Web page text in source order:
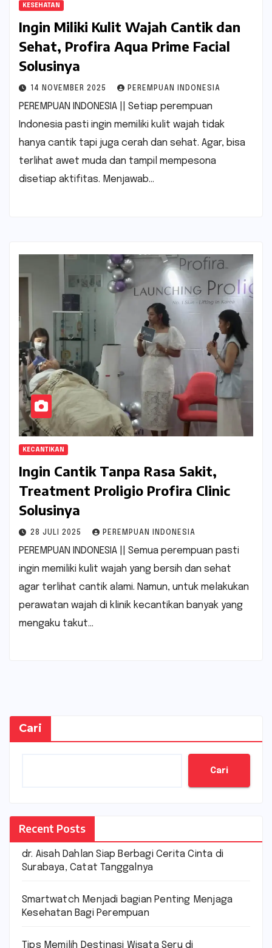
KESEHATAN
Ingin Miliki Kulit Wajah Cantik dan
Sehat, Profira Aqua Prime Facial
Solusinya
14 NOVEMBER 2025 PEREMPUAN INDONESIA
PEREMPUAN INDONESIA || Setiap perempuan
Indonesia pasti ingin memiliki kulit wajah tidak
hanya cantik tapi juga cerah dan sehat. Agar, bisa
terlihat awet muda dan tampil mempesona
disetiap aktifitas. Menjawab…
KECANTIKAN
Ingin Cantik Tanpa Rasa Sakit,
Treatment Proligio Profira Clinic
Solusinya
28 JULI 2025 PEREMPUAN INDONESIA
PEREMPUAN INDONESIA || Semua perempuan pasti
ingin memiliki kulit wajah yang bersih dan sehat
agar terlihat cantik alami. Namun, untuk melakukan
perawatan wajah di klinik kecantikan banyak yang
mengaku takut…
Cari
Cari
Recent Posts
dr. Aisah Dahlan Siap Berbagi Cerita Cinta di
Surabaya, Catat Tanggalnya
Smartwatch Menjadi bagian Penting Menjaga
Kesehatan Bagi Perempuan
Tips Memilih Destinasi Wisata Seru di